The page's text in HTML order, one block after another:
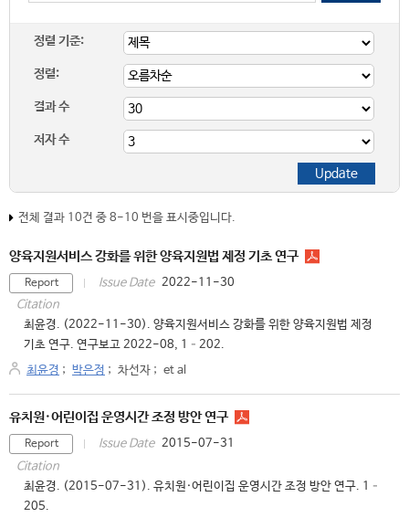
정렬 기준:
정렬:
결과 수
저자 수
전체 결과 10건 중 8-10 번을 표시중입니다.
양육지원서비스 강화를 위한 양육지원법 제정 기초 연구
Report Issue Date 2022-11-30
Citation
최윤경. (2022-11-30). 양육지원서비스 강화를 위한 양육지원법 제정
기초 연구. 연구보고 2022-08, 1–202.
최윤경 ; 박은정 ; 차선자 ; et al
유치원·어린이집 운영시간 조정 방안 연구
Report Issue Date 2015-07-31
Citation
최윤경. (2015-07-31). 유치원·어린이집 운영시간 조정 방안 연구. 1–
205.